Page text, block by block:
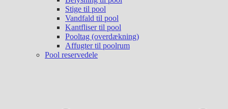
Stige til pool
Vandfald til pool
Kantfliser til pool
Pooltag (overdækning)
Affugter til poolrum
Pool reservedele